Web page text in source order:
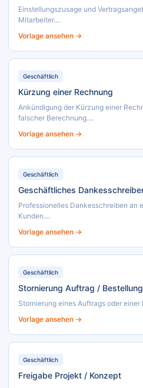
Einstellungszusage und
Mitarbeiter....
Vorlage ansehen →
Geschäftlich
Kürzung einer Rechnung
Ankündigung der Kürzung einer
falscher Berechnung....
Vorlage ansehen →
Geschäftlich
Geschäftliches
Professionelles Dankesschreiben an
Kunden....
Vorlage ansehen →
Geschäftlich
Stornierung Auftrag / Bestellung
Stornierung eines Auftrags oder einer
Vorlage ansehen →
Geschäftlich
Freigabe Projekt / Konzept